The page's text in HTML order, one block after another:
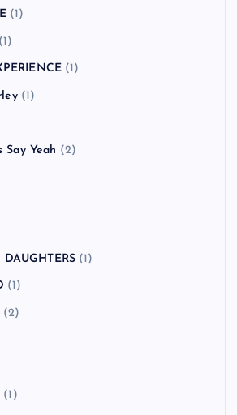
(1)
(1)
(1)
(1)
Say Yeah (2)
(1)
(1)
(2)
(1)